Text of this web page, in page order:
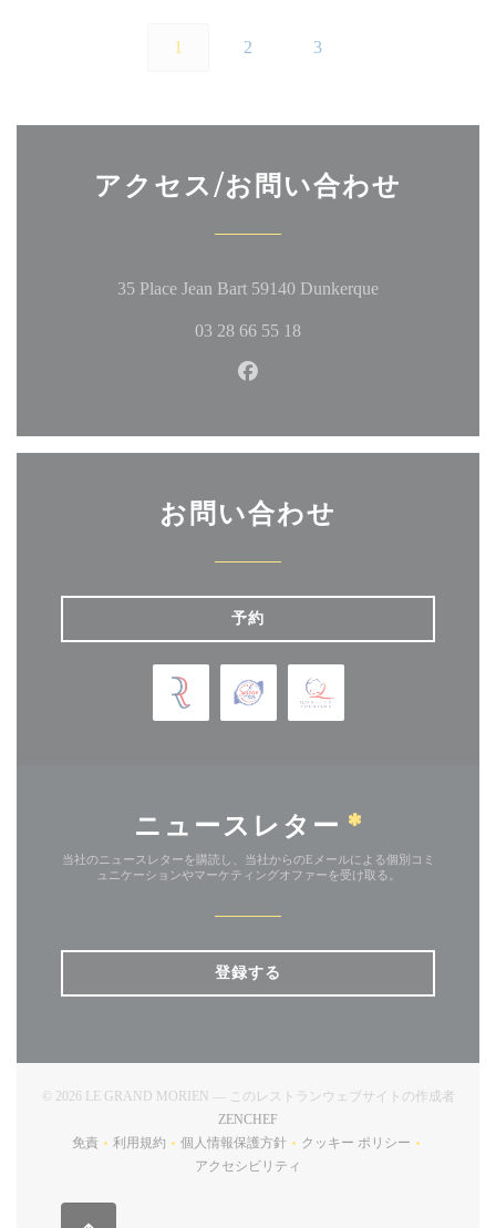
1 2 3
アクセス/お問い合わせ
35 Place Jean Bart 59140 Dunkerque((新しいウィ
03 28 66 55 18
Facebook ((新しいウィンド
お問い合わせ
予約
ニュースレター *
当社のニュースレターを購読し、当社からのEメールによる個別コミ
ュニケーションやマーケティングオファーを受け取る。
登録する
© 2026 LE GRAND MORIEN — このレストランウェブサイトの作成者
ZENCHEF
免責
((新しいウィンドウで開きます))
利用規約
((新しいウィンドウで開きます))
個人情報保護方針
((新しいウィンドウで開きます))
クッキー ポリシー
((新しいウィンドウで
アクセシビリティ
((新しいウィンドウで開きます))